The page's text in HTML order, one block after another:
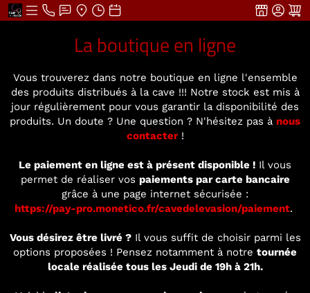
La boutique en ligne
Vous trouverez dans notre boutique en ligne l'ensemble
des produits distribués à la cave !!! Notre stock est mis à
jour régulièrement pour vous garantir la disponibilité des
produits. Un doute ? Une question ? N'hésitez pas à nous
contacter!
Le paiement en ligne est à présent disponible ! Il vous
permet de réaliser vos paiements par carte bancaire
grâce à une page internet sécurisée :
https://pay-pro.monetico.fr/cavedelevasion/paiement.
Vous désirez être livré ?Il vous suffit de choisir parmi les
options proposées ! Pensez notamment à notre tournée
locale réalisée tous les Jeudi de 19h à 21h.